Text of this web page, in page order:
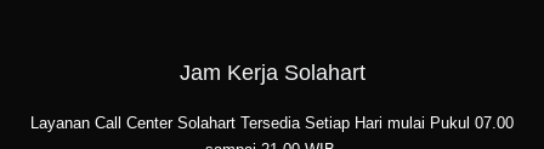
Jam Kerja Solahart
Layanan Call Center Solahart Tersedia Setiap Hari mulai Pukul 07.00